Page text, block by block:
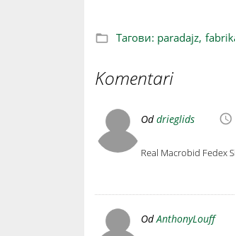
Тагови: paradajz,
Komentari
Oddrieglids
Real Macrobid Fedex
OdAnthonyLouff